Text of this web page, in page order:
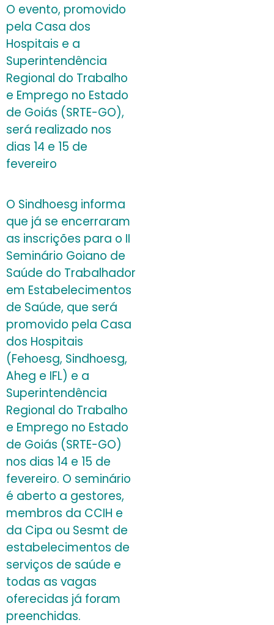
O evento, promovido
pela Casa dos
Hospitais e a
Superintendência
Regional do Trabalho
e Emprego no Estado
de Goiás (SRTE-GO),
será realizado nos
dias 14 e 15 de
fevereiro
O Sindhoesg informa
que já se encerraram
as inscrições para o II
Seminário Goiano de
Saúde do Trabalhador
em Estabelecimentos
de Saúde, que será
promovido pela Casa
dos Hospitais
(Fehoesg, Sindhoesg,
Aheg e IFL) e a
Superintendência
Regional do Trabalho
e Emprego no Estado
de Goiás (SRTE-GO)
nos dias 14 e 15 de
fevereiro. O seminário
é aberto a gestores,
membros da CCIH e
da Cipa ou Sesmt de
estabelecimentos de
serviços de saúde e
todas as vagas
oferecidas já foram
preenchidas.